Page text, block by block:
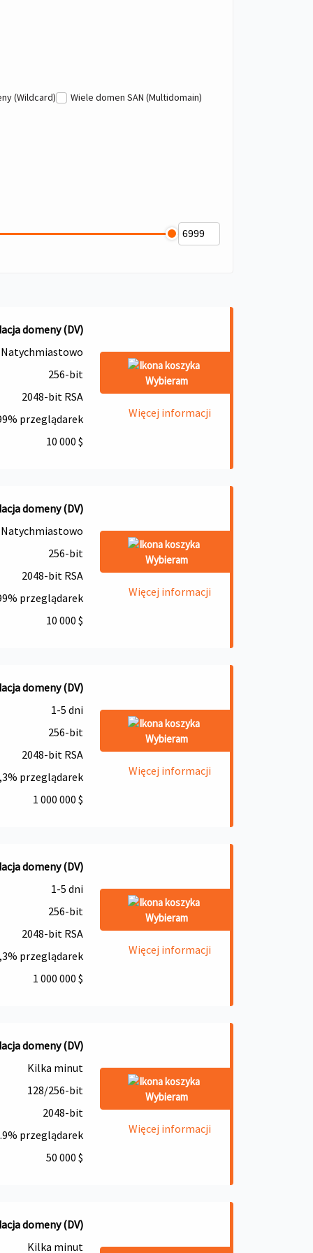
(Wildcard) Wiele domen SAN (Multidomain)
domeny (DV)
Natychmiastowo
256-bit
2048-bit RSA
przeglądarek
10 000 $
Wybieram
Więcej informacji
domeny (DV)
Natychmiastowo
256-bit
2048-bit RSA
przeglądarek
10 000 $
Wybieram
Więcej informacji
domeny (DV)
1-5 dni
256-bit
2048-bit RSA
przeglądarek
1 000 000 $
Wybieram
Więcej informacji
domeny (DV)
1-5 dni
256-bit
2048-bit RSA
przeglądarek
1 000 000 $
Wybieram
Więcej informacji
domeny (DV)
Kilka minut
128/256-bit
2048-bit
przeglądarek
50 000 $
Wybieram
Więcej informacji
domeny (DV)
Kilka minut